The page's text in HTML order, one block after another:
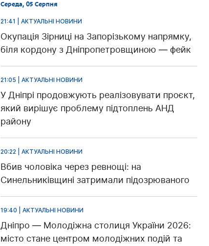
Середа, 05 Серпня
21:41 | АКТУАЛЬНІ НОВИНИ
Окупація Зірниці на Запорізькому напрямку,
біля кордону з Дніпропетровщиною — фейк
21:05 | АКТУАЛЬНІ НОВИНИ
У Дніпрі продовжують реалізовувати проєкт,
який вирішує проблему підтоплень АНД
району
20:22 | АКТУАЛЬНІ НОВИНИ
Вбив чоловіка через ревнощі: на
Синельниківщині затримали підозрюваного
19:40 | АКТУАЛЬНІ НОВИНИ
Дніпро — Молодіжна столиця України 2026:
місто стане центром молодіжних подій та